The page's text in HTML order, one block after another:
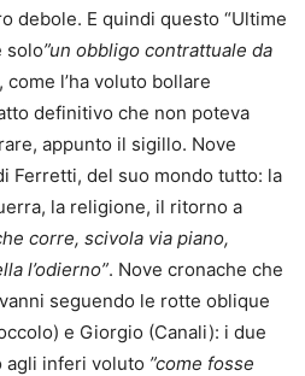
debole. E quindi questo “Ultime
solo”un obbligo contrattuale da
, come l’ha voluto bollare
definitivo che non poteva
appunto il sigillo. Nove
Ferretti, del suo mondo tutto: la
la religione, il ritorno a
corre, scivola via piano,
l’odierno”. Nove cronache che
seguendo le rotte oblique
e Giorgio (Canali): i due
agli inferi voluto ”come fosse